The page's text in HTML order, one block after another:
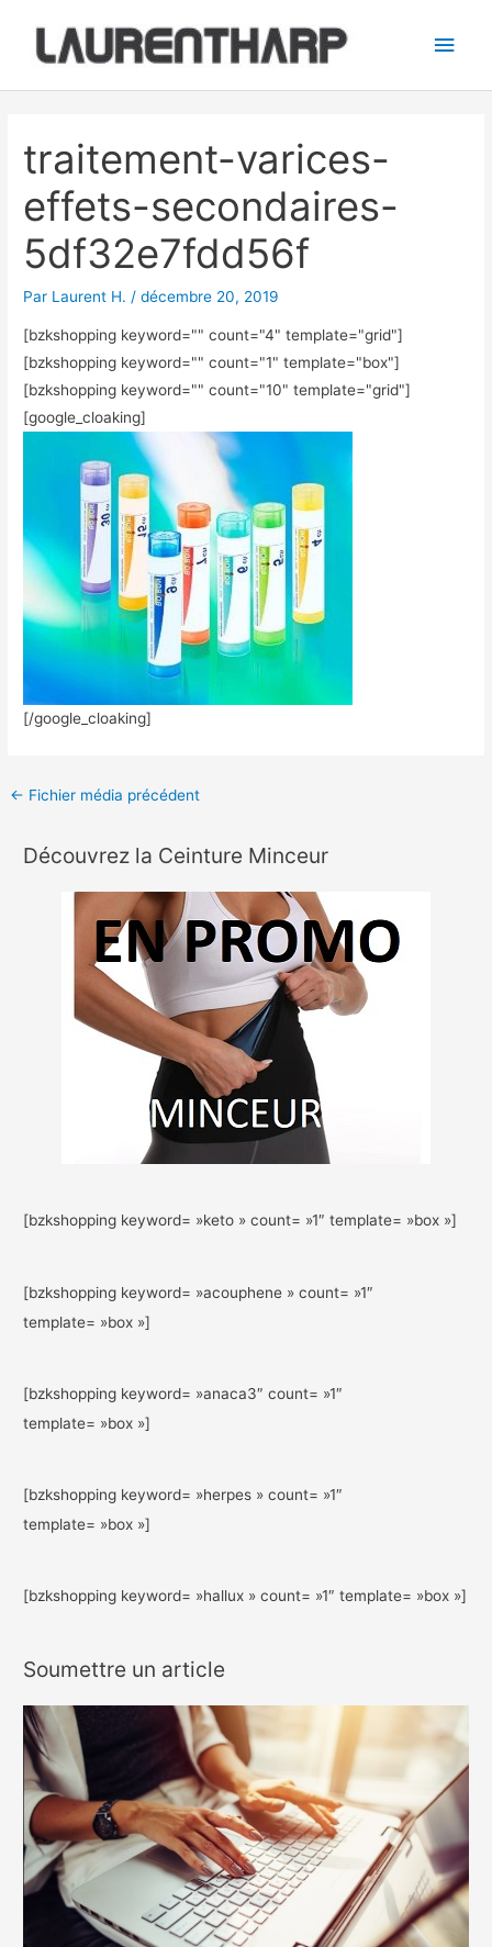
contenu
traitement-varices-
effets-secondaires-
5df32e7fdd56f
Par Laurent H. /décembre 20, 2019
[bzkshopping keyword="" count="4" template="grid"]
[bzkshopping keyword="" count="1" template="box"]
[bzkshopping keyword="" count="10" template="grid"]
[google_cloaking]
[/google_cloaking]
articles
← Fichier média précédent
Découvrez la Ceinture Minceur
[bzkshopping keyword= »keto » count= »1″ template= »box »]
[bzkshopping keyword= »acouphene » count= »1″
template= »box »]
[bzkshopping keyword= »anaca3″ count= »1″
template= »box »]
[bzkshopping keyword= »herpes » count= »1″
template= »box »]
[bzkshopping keyword= »hallux » count= »1″ template= »box »]
Soumettre un article